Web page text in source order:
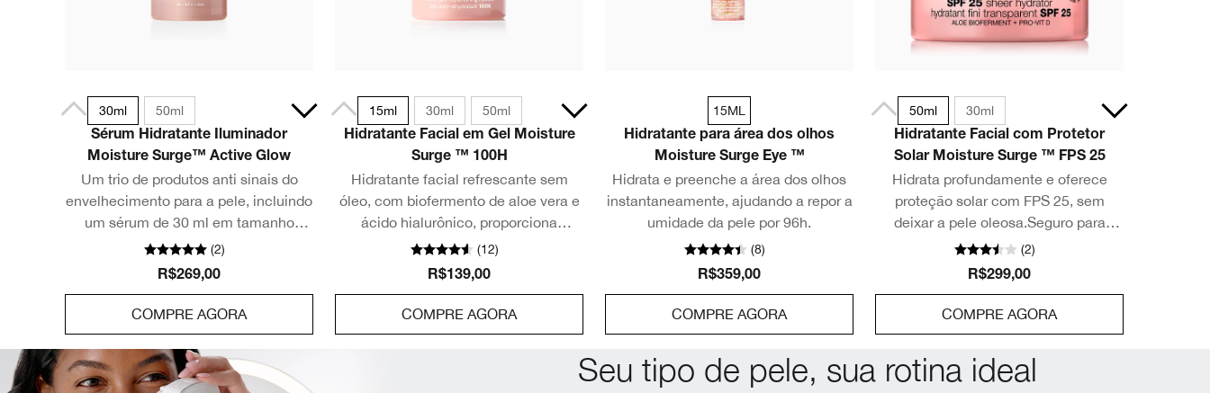
30ml
50ml
Sérum Hidratante Iluminador
Moisture Surge™ Active Glow
Um trio de produtos anti sinais do
envelhecimento para a pele, incluindo
um sérum de 30 ml em tamanho
normal.(2)
R$269,00
COMPRE AGORA
15ml 30ml
50ml
Hidratante Facial em Gel Moisture
Surge ™ 100H
Hidratante facial refrescante sem
óleo, com biofermento de aloe vera e
ácido hialurônico, proporciona
hidratação instantânea que acalma a
pele em 3 segundos.
(12)
R$139,00
COMPRE AGORA
15ML
Hidratante para área dos olhos
Moisture Surge Eye ™
Hidrata e preenche a área dos olhos
instantaneamente, ajudando a repor a
umidade da pele por 96h.
(8)
R$359,00
COMPRE AGORA
50ml
30ml
Hidratante Facial com Protetor
Solar Moisture Surge ™ FPS 25
Hidrata profundamente e oferece
proteção solar com FPS 25, sem
deixar a pele oleosa.Seguro para
peles sensíveis.
(2)
R$299,00
COMPRE AGORA
Seu tipo de pele, sua rotina ideal